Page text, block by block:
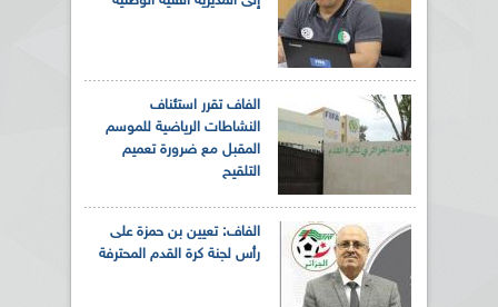
الفاف تقرر استئناف
النشاطات الرياضية للموسم
المقبل مع ضرورة تعميم
التلقيح
الفاف: تعيين بن حمزة على
رأس لجنة كرة القدم المحترفة